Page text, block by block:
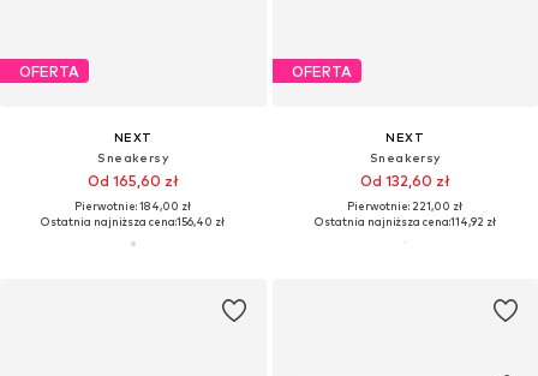
OFERTA
NEXT
Sneakersy
Od 165,60 zł
Pierwotnie: 184,00 zł
Ostatnia najniższa cena:156,40 zł
OFERTA
NEXT
Sneakersy
Od 132,60 zł
Pierwotnie: 221,00 zł
Ostatnia najniższa cena:114,92 zł